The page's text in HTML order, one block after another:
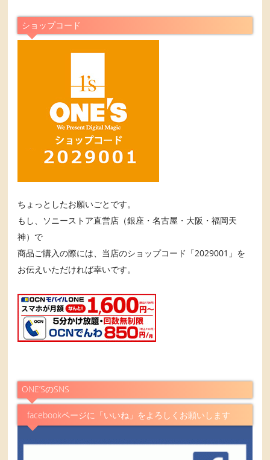
ショップコード
ちょっとしたお願いごとです。
もし、ソニーストア直営店（銀座・名古屋・大阪・福岡天
神）で
商品ご購入の際には、当店のショップコード「2029001」を
お伝えいただければ幸いです。
ONE’SのSNS
facebookページに「いいね」をよろしくお願いします